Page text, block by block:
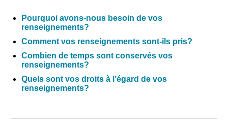
Pourquoi avons-nous besoin de vos
renseignements?
Comment vos renseignements sont-ils pris?
Combien de temps sont conservés vos
renseignements?
Quels sont vos droits à l’égard de vos
renseignements?